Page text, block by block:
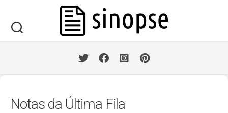
content
Notas da Última Fila